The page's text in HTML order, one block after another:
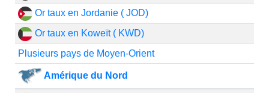
Or taux en Jordanie ( JOD)
Or taux en Koweït ( KWD)
Plusieurs pays de Moyen-Orient
Amérique du Nord